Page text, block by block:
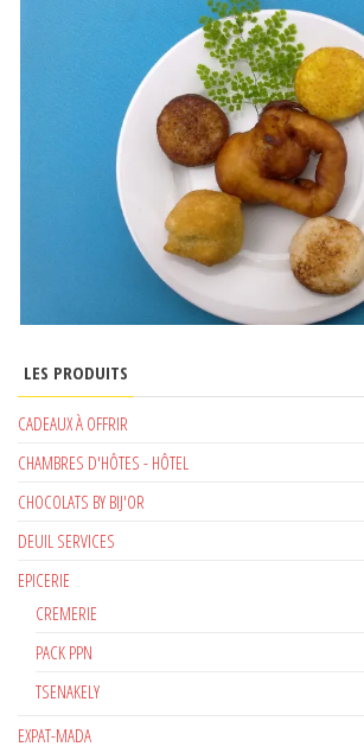
LES PRODUITS
CADEAUX À OFFRIR
CHAMBRES D'HÔTES - HÔTEL
CHOCOLATS BY BIJ'OR
DEUIL SERVICES
EPICERIE
CREMERIE
PACK PPN
TSENAKELY
EXPAT-MADA